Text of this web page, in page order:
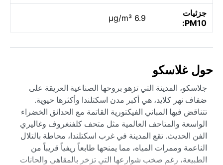
جزئيات
PM10:
6.9 µg/m³
حول غلاسكو
جلاسكو، المدينة التي تزهو بروحها الصناعية العريقة على
ضفاف نهر كلايد، هي أكبر مدن اسكتلندا وأكثرها حيوية.
تتناقض فيها المباني الفيكتورية القاتمة مع الحدائق الخضراء
الواسعة والمتاحف العالمية مثل متحف كلفنغروف وغاليري
الفن الحديث. تقع المدينة في غرب اسكتلندا، محاطة بالتلال
الناعمة وممرات المياه، مما يمنحها طابعاً ريفياً قريباً من
الطبيعة، رغم صخب شوارعها التي تزخر بالمقاهي والحانات